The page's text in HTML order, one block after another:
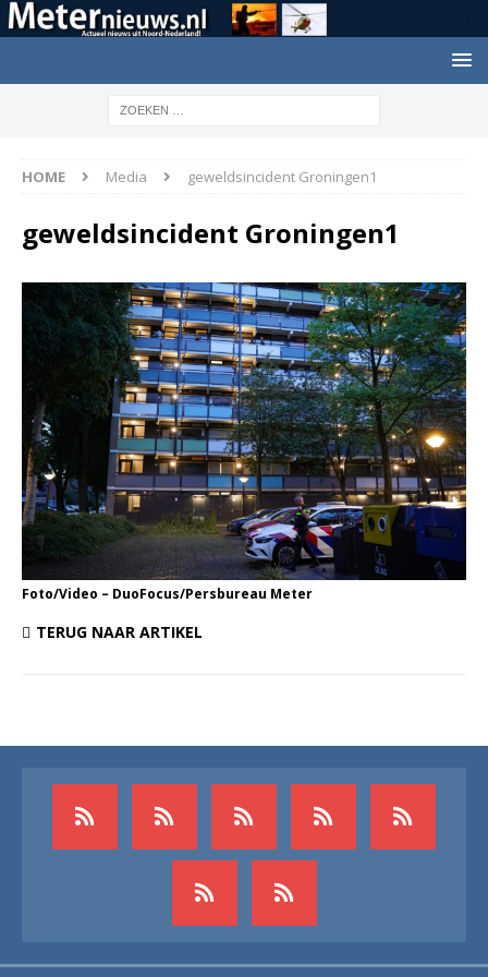
HOME Media geweldsincident Groningen1
geweldsincident Groningen1
Foto/Video – DuoFocus/Persbureau Meter
TERUG NAAR ARTIKEL